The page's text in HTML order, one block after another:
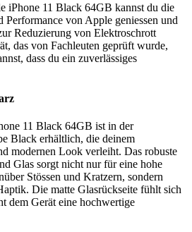
iPhone 11 Black 64GB kannst du die
Performance von Apple geniessen und
Reduzierung von Elektroschrott
das von Fachleuten geprüft wurde,
dass du ein zuverlässiges
11 Black 64GB ist in der
Black erhältlich, die deinem
modernen Look verleiht. Das robuste
Glas sorgt nicht nur für eine hohe
Stössen und Kratzern, sondern
Die matte Glasrückseite fühlt sich
dem Gerät eine hochwertige